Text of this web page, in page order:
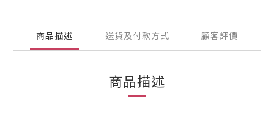
商品描述 送貨及付款方式 顧客評價
商品描述